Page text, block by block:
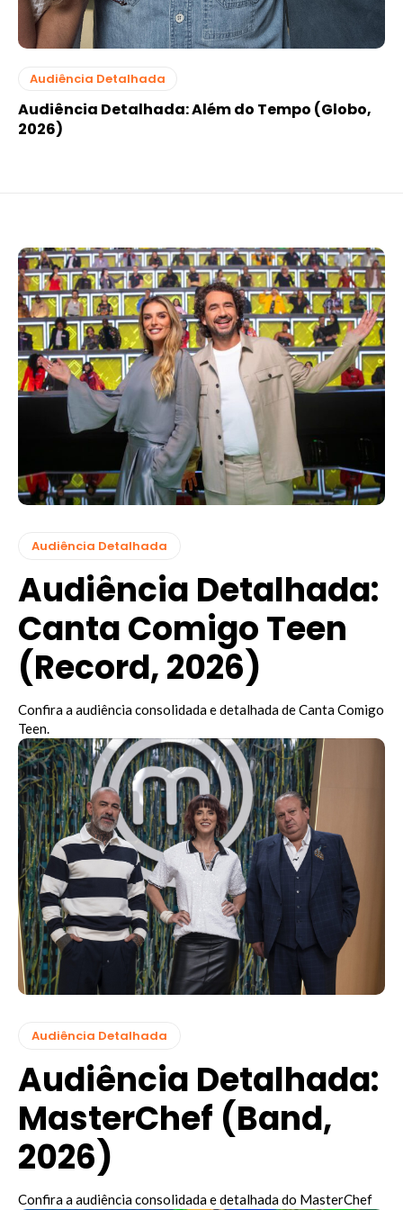
Audiência Detalhada
Audiência Detalhada: Além do Tempo (Globo,
2026)
Audiência Detalhada
Audiência Detalhada:
Canta Comigo Teen
(Record, 2026)
Confira a audiência consolidada e detalhada de Canta Comigo
Teen.
Audiência Detalhada
Audiência Detalhada:
MasterChef (Band,
2026)
Confira a audiência consolidada e detalhada do MasterChef